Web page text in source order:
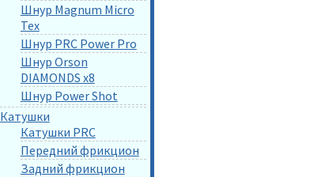
Шнур Magnum Micro
Tex
Шнур PRC Power Pro
Шнур Orson
DIAMONDS x8
Шнур Power Shot
Катушки
Катушки PRC
Передний фрикцион
Задний фрикцион